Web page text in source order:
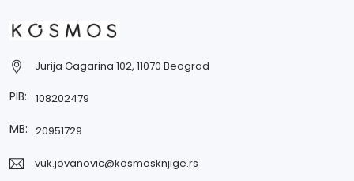
Jurija Gagarina 102, 11070 Beograd
PIB: 108202479
MB: 20951729
vuk.jovanovic@kosmosknjige.rs